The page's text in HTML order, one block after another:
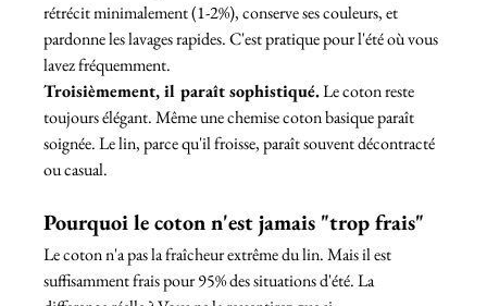
rétrécit minimalement (1-2%), conserve ses couleurs, et
pardonne les lavages rapides. C'est pratique pour l'été où vous
lavez fréquemment.
Troisièmement, il paraît sophistiqué. Le coton reste
toujours élégant. Même une chemise coton basique paraît
soignée. Le lin, parce qu'il froisse, paraît souvent décontracté
ou casual.
Pourquoi le coton n'est jamais "trop frais"
Le coton n'a pas la fraîcheur extrême du lin. Mais il est
suffisamment frais pour 95% des situations d'été. La